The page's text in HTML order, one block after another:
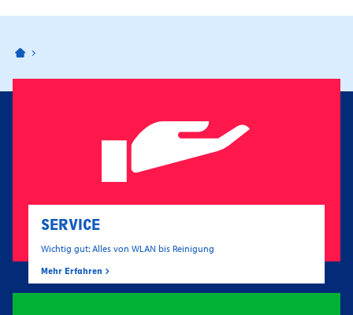
Bahnhofspassagen Potsdam
SERVICE
Wichtig gut: Alles von WLAN bis Reinigung
Mehr Erfahren